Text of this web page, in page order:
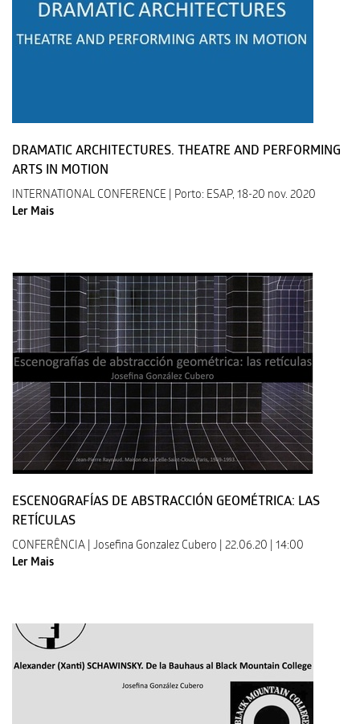
DRAMATIC ARCHITECTURES. THEATRE AND PERFORMING
ARTS IN MOTION
INTERNATIONAL CONFERENCE | Porto: ESAP, 18-20 nov. 2020
Ler Mais
ESCENOGRAFÍAS DE ABSTRACCIÓN GEOMÉTRICA: LAS
RETÍCULAS
CONFERÊNCIA | Josefina Gonzalez Cubero | 22.06.20 | 14:00
Ler Mais